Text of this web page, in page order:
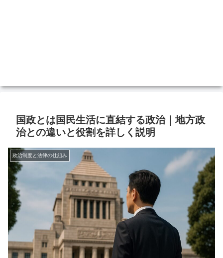
国政とは国民生活に直結する政治｜地方政
治との違いと役割を詳しく説明
政治制度と法律の仕組み